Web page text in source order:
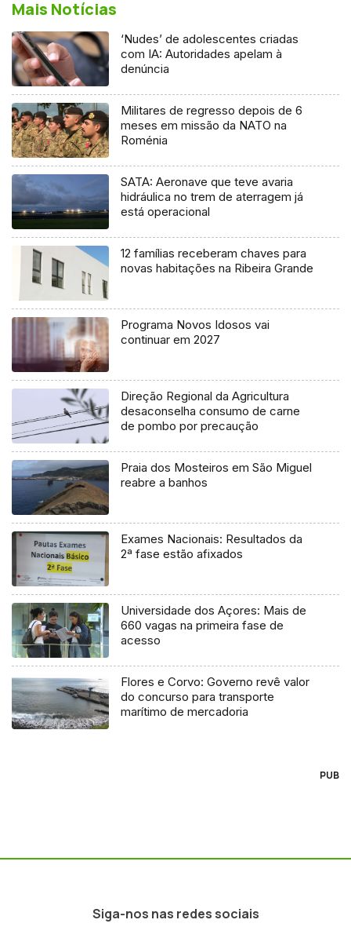
Mais Notícias
‘Nudes’ de adolescentes criadas
com IA: Autoridades apelam à
denúncia
Militares de regresso depois de 6
meses em missão da NATO na
Roménia
SATA: Aeronave que teve avaria
hidráulica no trem de aterragem já
está operacional
12 famílias receberam chaves para
novas habitações na Ribeira Grande
Programa Novos Idosos vai
continuar em 2027
Direção Regional da Agricultura
desaconselha consumo de carne
de pombo por precaução
Praia dos Mosteiros em São Miguel
reabre a banhos
Exames Nacionais: Resultados da
2ª fase estão afixados
Universidade dos Açores: Mais de
660 vagas na primeira fase de
acesso
Flores e Corvo: Governo revê valor
do concurso para transporte
marítimo de mercadoria
PUB
Siga-nos nas redes sociais